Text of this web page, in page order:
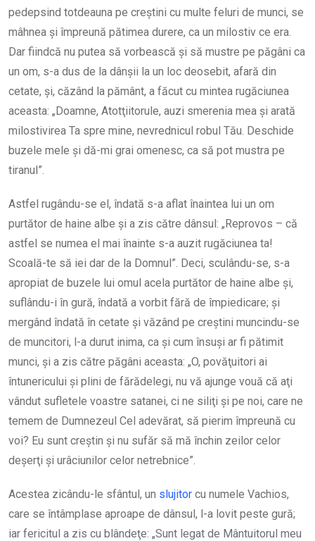
pedepsind totdeauna pe creştini cu multe feluri de munci, se
mâhnea şi împreună pătimea durere, ca un milostiv ce era.
Dar fiindcă nu putea să vorbească şi să mustre pe păgâni ca
un om, s-a dus de la dânşii la un loc deosebit, afară din
cetate, şi, căzând la pământ, a făcut cu mintea rugăciunea
aceasta: „Doamne, Atotţiitorule, auzi smerenia mea şi arată
milostivirea Ta spre mine, nevrednicul robul Tău. Deschide
buzele mele şi dă-mi grai omenesc, ca să pot mustra pe
tiranul”.
Astfel rugându-se el, îndată s-a aflat înaintea lui un om
purtător de haine albe şi a zis către dânsul: „Reprovos – că
astfel se numea el mai înainte s-a auzit rugăciunea ta!
Scoală-te să iei dar de la Domnul”. Deci, sculându-se, s-a
apropiat de buzele lui omul acela purtător de haine albe şi,
suflându-i în gură, îndată a vorbit fără de împiedicare; şi
mergând îndată în cetate şi văzând pe creştini muncindu-se
de muncitori, l-a durut inima, ca şi cum însuşi ar fi pătimit
munci, şi a zis către păgâni aceasta: „O, povăţuitori ai
întunericului şi plini de fărădelegi, nu vă ajunge vouă că aţi
vândut sufletele voastre satanei, ci ne siliţi şi pe noi, care ne
temem de Dumnezeul Cel adevărat, să pierim împreună cu
voi? Eu sunt creştin şi nu sufăr să mă închin zeilor celor
deşerţi şi urâciunilor celor netrebnice”.
Acestea zicându-le sfântul, un slujitor cu numele Vachios,
care se întâmplase aproape de dânsul, l-a lovit peste gură;
iar fericitul a zis cu blândeţe: „Sunt legat de Mântuitorul meu